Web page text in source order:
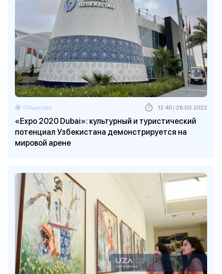
«Expo 2020 Dubai»: культурный и туристический
потенциал Узбекистана демонстрируется на
мировой арене
Общество 12:40 / 26.03.2022